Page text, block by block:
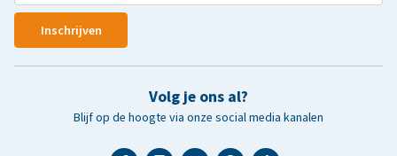
Inschrijven
Volg je ons al?
Blijf op de hoogte via onze social media kanalen